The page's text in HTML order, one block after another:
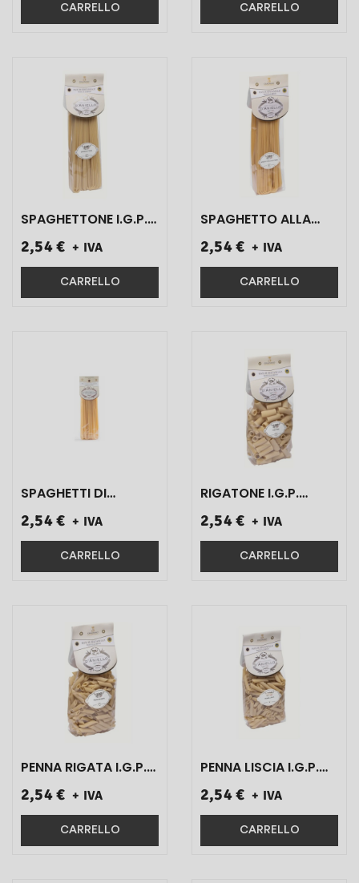
CARRELLO CARRELLO
SPAGHETTONE I.G.P.
500 GR 1 PZ}
2,54 € + IVA
CARRELLO
SPAGHETTO ALLA
D'ANIELLO ART.S0559
500 GR 1 PZ}
2,54 € + IVA
CARRELLO
SPAGHETTI DI
D'ANIELLO ART.S0719
500 GR 1 PZ}
2,54 € + IVA
CARRELLO
RIGATONE I.G.P.
500 GR 1 PZ}
2,54 € + IVA
CARRELLO
PENNA RIGATA I.G.P.
500 GR 1 PZ}
2,54 € + IVA
CARRELLO
PENNA LISCIA I.G.P.
500 GR 1 PZ}
2,54 € + IVA
CARRELLO